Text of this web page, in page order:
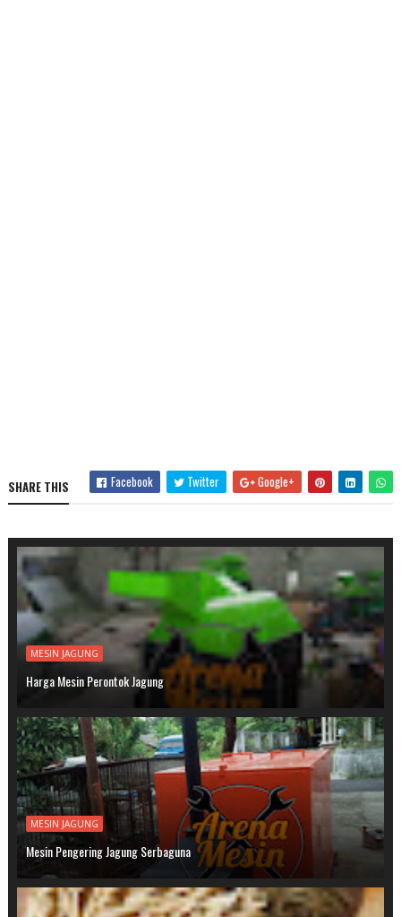
SHARE THIS Facebook Twitter Google+
MESIN JAGUNG
Harga Mesin Perontok Jagung
MESIN JAGUNG
Mesin Pengering Jagung Serbaguna